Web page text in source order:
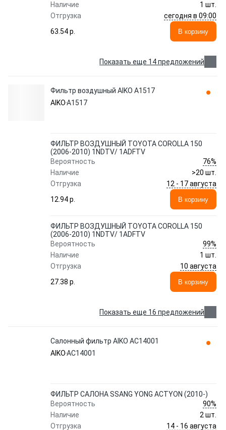
Наличие
1 шт.
Отгрузка
сегодня в 09:00
63.54 p.
В корзину
Показать еще 14 предложений
Фильтр воздушный AIKO A1517
AIKOA1517
ФИЛЬТР ВОЗДУШНЫЙ TOYOTA COROLLA 150
(2006-2010) 1NDTV/ 1ADFTV
Вероятность
76%
Наличие
>20 шт.
Отгрузка
12 - 17 августа
12.94 p.
В корзину
ФИЛЬТР ВОЗДУШНЫЙ TOYOTA COROLLA 150
(2006-2010) 1NDTV/ 1ADFTV
Вероятность
99%
Наличие
1 шт.
Отгрузка
10 августа
27.38 p.
В корзину
Показать еще 16 предложений
Салонный фильтр AIKO AC14001
AIKOAC14001
ФИЛЬТР САЛОНА SSANG YONG ACTYON (2010-)
Вероятность
90%
Наличие
2 шт.
Отгрузка
14 - 16 августа